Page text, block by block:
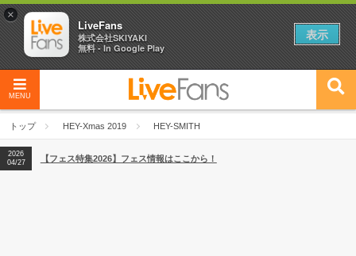
MENU
トップ HEY-Xmas 2019 HEY-SMITH
2026
04/27
2026
【ライブ動員ランキング】2026年上半期編発表！
2026
04/27
【フェス特集2026】フェス情報はここから！
×
LiveFans
株式会社SKIYAKI
無料 - In Google Play
表示